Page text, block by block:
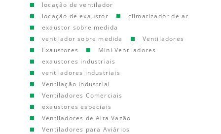
locação de ventilador
locação de exaustor
climatizador de ar
exaustor sobre medida
ventilador sobre medida
Ventiladores
Exaustores
Mini Ventiladores
exaustores industriais
ventiladores industriais
Ventilação Industrial
Ventiladores Comerciais
exaustores especiais
Ventiladores de Alta Vazão
Ventiladores para Aviários